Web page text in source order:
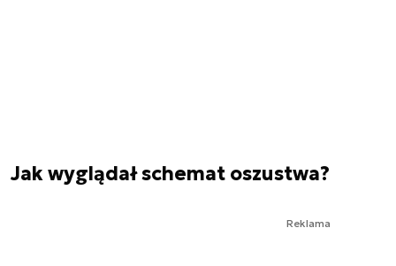
Jak wyglądał schemat oszustwa?
Reklama